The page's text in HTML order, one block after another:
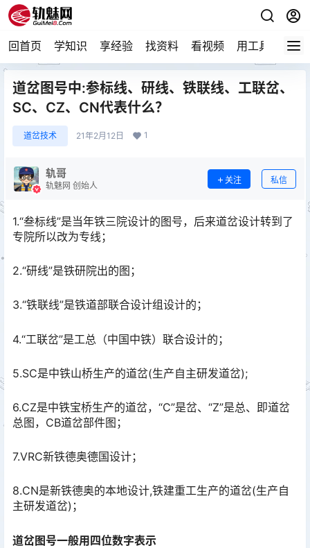
回首页 学知识 享经验 找资料 看视频 用工具 论技
道岔图号中:参标线、研线、铁联线、工联岔、
SC、CZ、CN代表什么？
道岔技术 21年2月12日 1
轨哥
轨魅网 创始人
关注 私信
1.“叁标线”是当年铁三院设计的图号，后来道岔设计转到了
专院所以改为专线；
2.“研线”是铁研院出的图；
3.“铁联线”是铁道部联合设计组设计的；
4.“工联岔”是工总（中国中铁）联合设计的；
5.SC是中铁山桥生产的道岔(生产自主研发道岔);
6.CZ是中铁宝桥生产的道岔，“C”是岔、“Z”是总、即道岔
总图，CB道岔部件图；
7.VRC新铁德奥德国设计；
8.CN是新铁德奥的本地设计,铁建重工生产的道岔(生产自
主研发道岔)；
道岔图号一般用四位数字表示